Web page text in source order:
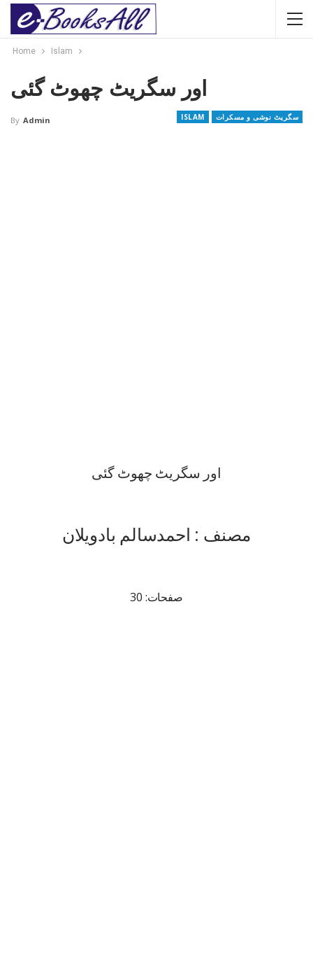
Home Islam
اور سگریٹ چھوٹ گئی
ISLAM سگریٹ نوشی و مسکرات By Admin
اور سگریٹ چھوٹ گئی
مصنف : احمدسالم بادویلان
صفحات: 30